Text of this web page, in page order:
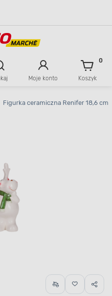
Moje konto Koszyk
0
Figurka ceramiczna Renifer 18,6 cm